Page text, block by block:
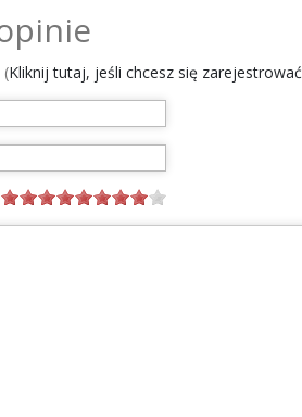
(Kliknij tutaj, jeśli chcesz się zarejestrować